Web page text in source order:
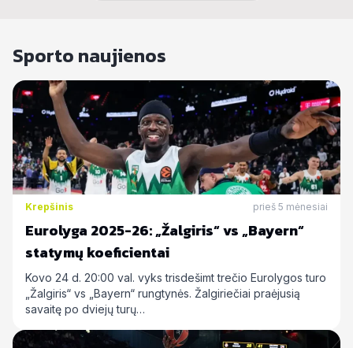
Sporto naujienos
Krepšinis prieš 5 mėnesiai
Eurolyga 2025-26: „Žalgiris“ vs „Bayern“
statymų koeficientai
Kovo 24 d. 20:00 val. vyks trisdešimt trečio Eurolygos turo
„Žalgiris“ vs „Bayern“ rungtynės. Žalgiriečiai praėjusią
savaitę po dviejų turų…